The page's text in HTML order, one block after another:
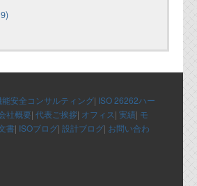
能安全コンサルティング| ISO 26262ハー
社概要| 代表ご挨拶| オフィス| 実績| モ
書| ISOブログ| 設計ブログ| お問い合わ